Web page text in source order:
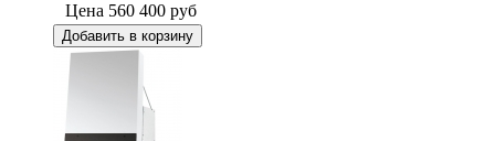
Цена 560 400 руб
Добавить в корзину